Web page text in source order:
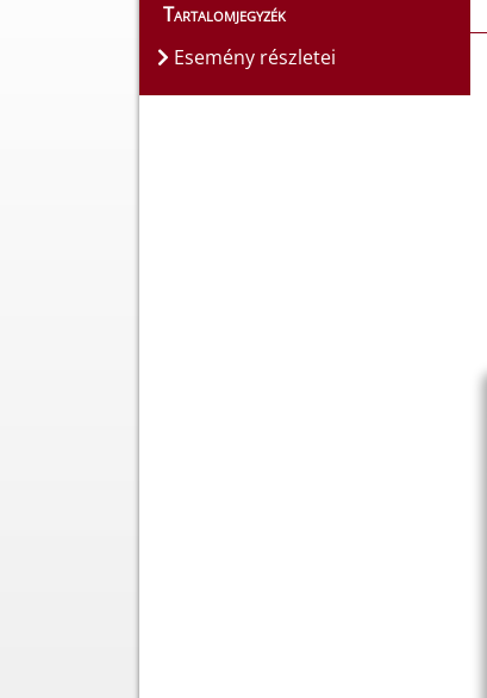
Tartalomjegyzék
Esemény részletei